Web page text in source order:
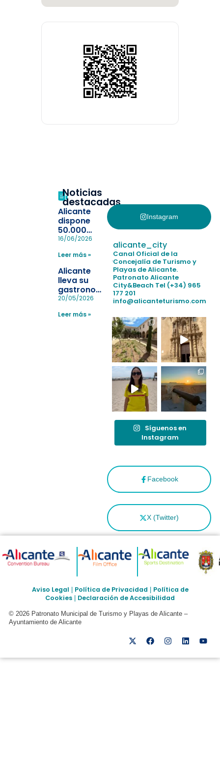
Noticias
destacadas
Alicante
dispone
50.000
pulseras
la
pérdida de niños
en las
playas y
realiza con
éxito un
simulacro de socorrismo
16/06/2026
Leer más »
Alicante
lleva su
gastronomía
a Madrid
reforzar el
20/05/2026
Leer más »
Instagram
Facebook
X (Twitter)
alicante_city
Canal Oficial de la
Concejalía de Turismo y
Playas de Alicante.
Patronato Alicante
City&Beach Tel (+34) 965
177 201
info@alicanteturismo.com
Síguenos en
Instagram
Aviso Legal Política de Privacidad
Política de
Cookies
Declaración de Accesibilidad
© 2026 Patronato Municipal de Turismo y Playas de Alicante –
Ayuntamiento de Alicante